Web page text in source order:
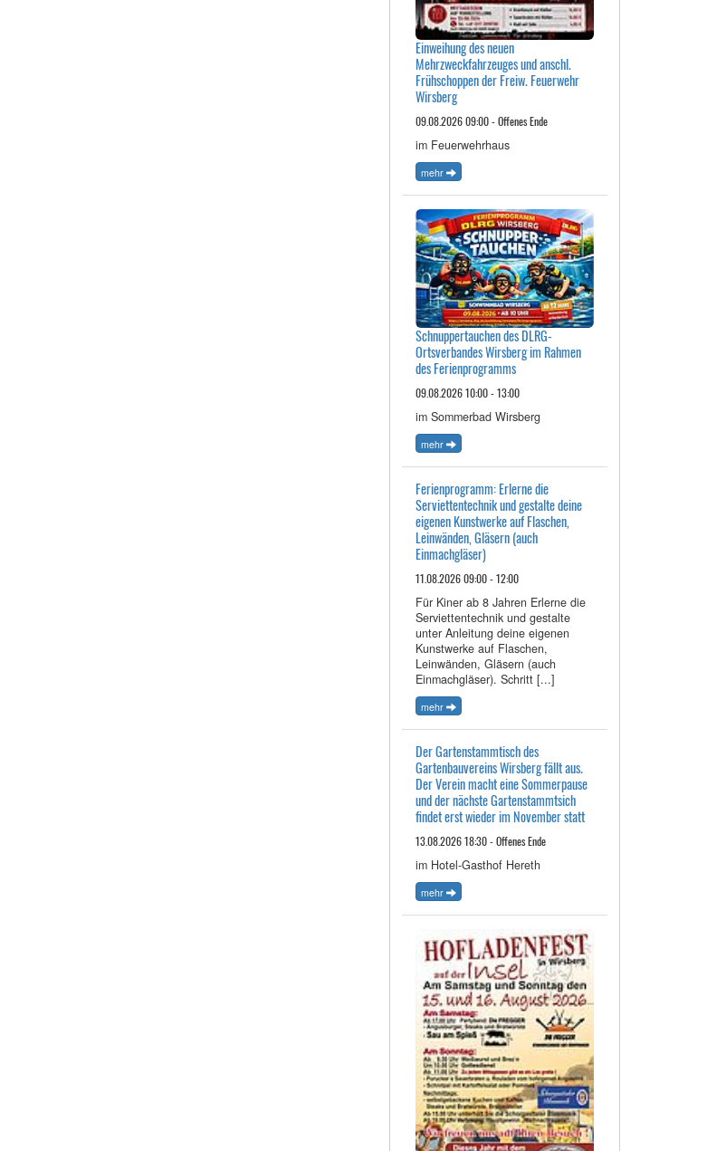
Einweihung des neuen
Mehrzweckfahrzeuges und anschl.
Frühschoppen der Freiw. Feuerwehr
Wirsberg
09.08.2026 09:00 - Offenes Ende
im Feuerwehrhaus
mehr
Schnuppertauchen des DLRG-
Ortsverbandes Wirsberg im Rahmen
des Ferienprogramms
09.08.2026 10:00 - 13:00
im Sommerbad Wirsberg
mehr
Ferienprogramm: Erlerne die
Serviettentechnik und gestalte deine
eigenen Kunstwerke auf Flaschen,
Leinwänden, Gläsern (auch
Einmachgläser)
11.08.2026 09:00 - 12:00
Für Kiner ab 8 Jahren Erlerne die
Serviettentechnik und gestalte
unter Anleitung deine eigenen
Kunstwerke auf Flaschen,
Leinwänden, Gläsern (auch
Einmachgläser). Schritt [...]
mehr
Der Gartenstammtisch des
Gartenbauvereins Wirsberg fällt aus.
Der Verein macht eine Sommerpause
und der nächste Gartenstammtsich
findet erst wieder im November statt
13.08.2026 18:30 - Offenes Ende
im Hotel-Gasthof Hereth
mehr